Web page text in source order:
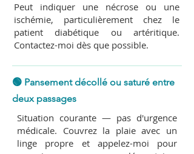
Peut indiquer une nécrose ou une
ischémie, particulièrement chez le
patient diabétique ou artéritique.
Contactez-moi dès que possible.
🟢 Pansement décollé ou saturé entre
deux passages
Situation courante — pas d'urgence
médicale. Couvrez la plaie avec un
linge propre et appelez-moi pour